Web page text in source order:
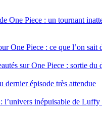
One Piece : un tournant
One Piece : ce que l’on
sur One Piece : sortie
dernier épisode très attendue
l’univers inépuisable de Luffy